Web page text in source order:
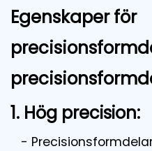
Egenskaper för
1. Hög precision:
-